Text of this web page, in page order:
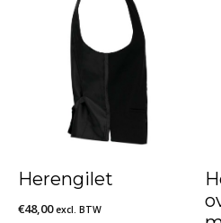
Herengilet
€48,00 excl. BTW